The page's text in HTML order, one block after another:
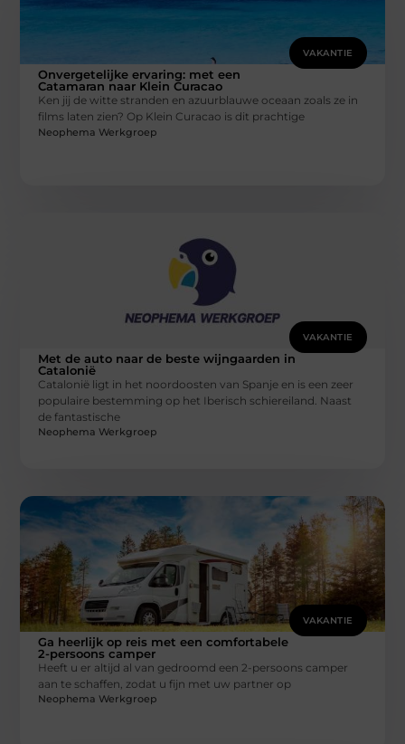
VAKANTIE
Onvergetelijke ervaring: met een
Catamaran naar Klein Curacao
Ken jij de witte stranden en azuurblauwe oceaan zoals ze in
films laten zien? Op Klein Curacao is dit prachtige
Neophema Werkgroep
VAKANTIE
Met de auto naar de beste wijngaarden in
Catalonië
Catalonië ligt in het noordoosten van Spanje en is een zeer
populaire bestemming op het Iberisch schiereiland. Naast
de fantastische
Neophema Werkgroep
VAKANTIE
Ga heerlijk op reis met een comfortabele
2-persoons camper
Heeft u er altijd al van gedroomd een 2-persoons camper
aan te schaffen, zodat u fijn met uw partner op
Neophema Werkgroep